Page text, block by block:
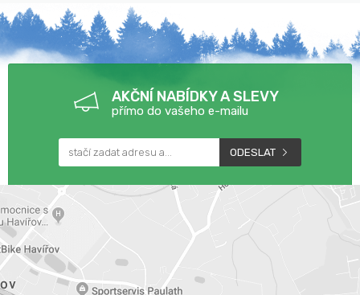
AKČNÍ NABÍDKY A SLEVY
přímo do vašeho e-mailu
ODESLAT